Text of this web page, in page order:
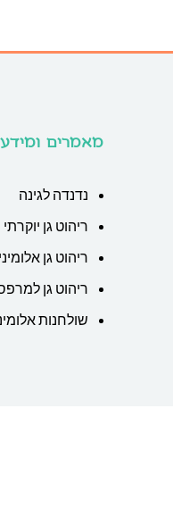
מאמרים ומידע
נדנדה לגינה
ריהוט גן יוקרתי
ריהוט גן
ריהוט גן
שולחנות